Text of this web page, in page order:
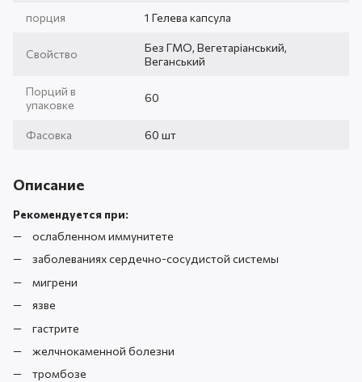
порция 1 Гелева капсула
Свойство
Без ГМО, Вегетаріанський,
Веганський
Порций в
упаковке
60
Фасовка 60 шт
Описание
Рекомендуется при:
ослабленном иммунитете
заболеваниях сердечно-сосудистой системы
мигрени
язве
гастрите
желчнокаменной болезни
тромбозе